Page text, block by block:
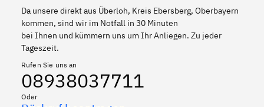
Da unsere direkt aus Überloh, Kreis Ebersberg, Oberbayern
kommen, sind wir im Notfall in 30 Minuten
bei Ihnen und kümmern uns um Ihr Anliegen. Zu jeder
Tageszeit.
Rufen Sie uns an
08938037711
Oder